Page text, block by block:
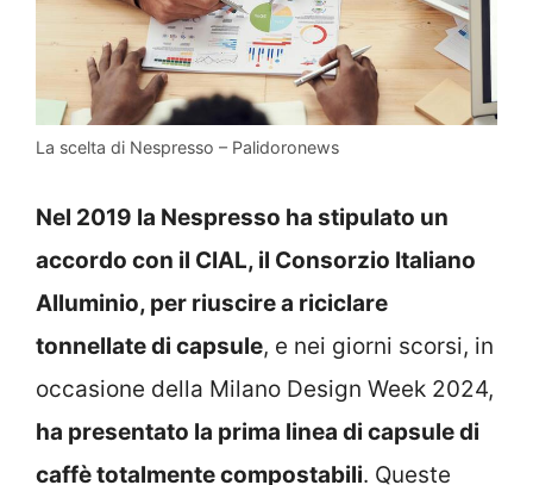
La scelta di Nespresso – Palidoronews
Nel 2019 la Nespresso ha stipulato un
accordo con il CIAL, il Consorzio Italiano
Alluminio, per riuscire a riciclare
tonnellate di capsule, e nei giorni scorsi, in
occasione della Milano Design Week 2024,
ha presentato la prima linea di capsule di
caffè totalmente compostabili. Queste